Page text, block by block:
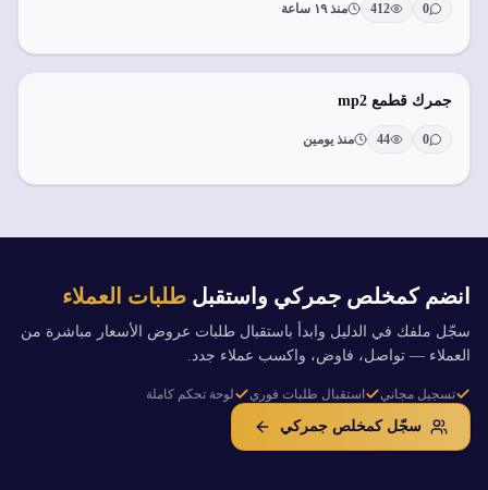
0
412 منذ ١٩ ساعة
جمرك قطمع mp2
0
44 منذ يومين
انضم كمخلص جمركي واستقبل طلبات العملاء
سجّل ملفك في الدليل وابدأ باستقبال طلبات عروض الأسعار مباشرة من
العملاء — تواصل، فاوض، واكسب عملاء جدد.
تسجيل مجاني استقبال طلبات فوري لوحة تحكم كاملة
سجّل كمخلص جمركي